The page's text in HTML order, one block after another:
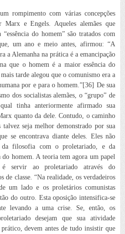
rompimento com várias concepções
Marx e Engels. Aqueles alemães que
do homem” são tratados com
um ano e meio antes, afirmou: “A
a Alemanha na prática é a emancipação
que o homem é a maior essência do
tarde alegou que o comunismo era a
por e para o homem.”[36] De sua
dos socialistas alemães, o “grupo” de
tinha anteriormente afirmado sua
quanto da dele. Contudo, o caminho
seja melhor demonstrado por sua
se encontrava diante deles. Eles não
filosofia com o proletariado, e da
homem. A teoria tem agora um papel
servir ao proletariado através do
de classe. “Na realidade, os verdadeiros
um lado e os proletários comunistas
do outro. Esta oposição intensifica-se
levando a uma crise. Se, então, os
desejam que sua atividade
devem antes de tudo insistir que